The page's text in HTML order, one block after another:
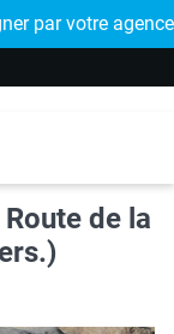
par votre
🤩
de la